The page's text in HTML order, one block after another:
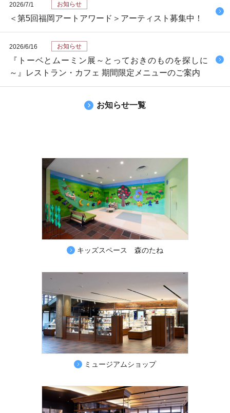
2026/7/1 お知らせ
＜第5回福岡アートアワード＞アーティスト募集中！
2026/6/16 お知らせ
『トーベとムーミン展～とっておきのものを探しに
～』レストラン・カフェ 期間限定メニューのご案内
お知らせ一覧
キッズスペース 森のたね
ミュージアムショップ